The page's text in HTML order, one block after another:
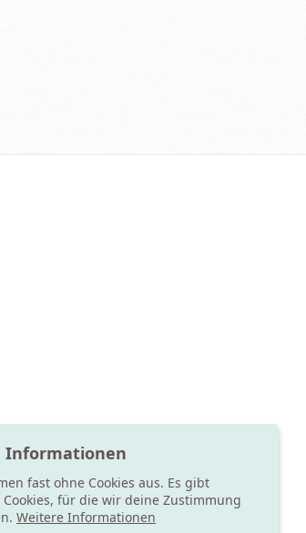
Informationen
fast ohne Cookies aus. Es gibt
für die wir deine Zustimmung
Weitere Informationen